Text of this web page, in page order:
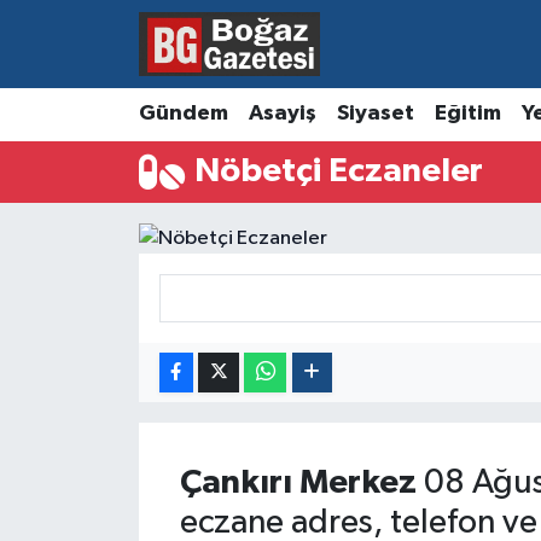
Gündem Asayiş Siyaset Eğitim
Nöbetçi Eczaneler
Çankırı Merkez 08
eczane adres, telefon ve
Asayiş
Hava Durumu
Trafik Durumu
Tüm Manşetler
Haber Arşivi